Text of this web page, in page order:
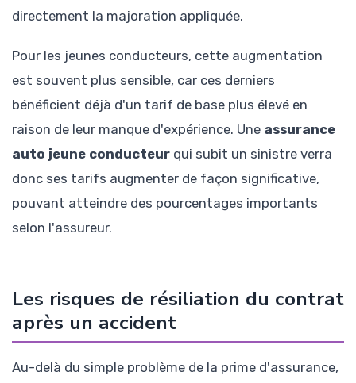
directement la majoration appliquée.
Pour les jeunes conducteurs, cette augmentation
est souvent plus sensible, car ces derniers
bénéficient déjà d'un tarif de base plus élevé en
raison de leur manque d'expérience. Une assurance
auto jeune conducteur qui subit un sinistre verra
donc ses tarifs augmenter de façon significative,
pouvant atteindre des pourcentages importants
selon l'assureur.
Les risques de résiliation du contrat
après un accident
Au-delà du simple problème de la prime d'assurance,